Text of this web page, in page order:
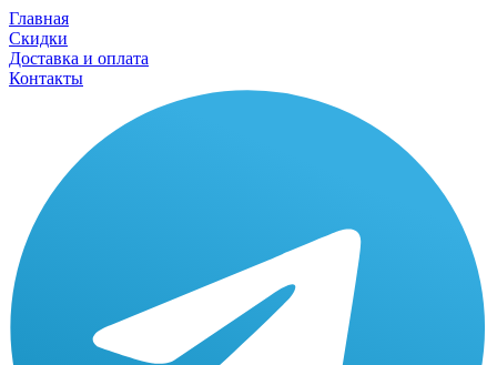
Главная
Скидки
Доставка и оплата
Контакты